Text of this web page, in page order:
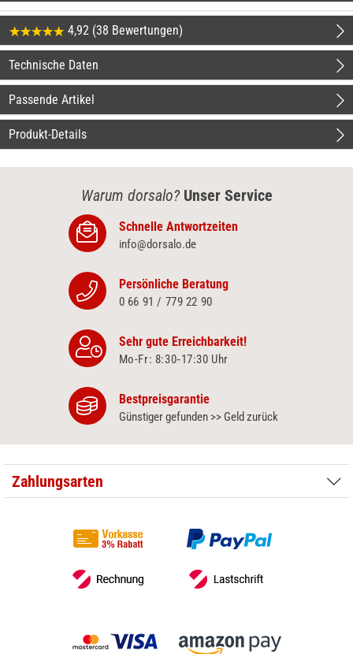
4,92 (38 Bewertungen)
Technische Daten
Passende Artikel
Produkt-Details
Warum dorsalo? Unser Service
Schnelle Antwortzeiten
info@dorsalo.de
Persönliche Beratung
0 66 91 / 779 22 90
Sehr gute Erreichbarkeit!
Mo-Fr: 8:30‑17:30 Uhr
Bestpreisgarantie
Günstiger gefunden >> Geld zurück
Zahlungsarten